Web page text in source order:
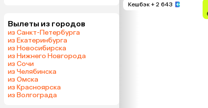
Вылеты из городов
из Санкт-Петербурга
из Екатеринбурга
из Новосибирска
из Нижнего Новгорода
из Сочи
из Челябинска
из Омска
из Красноярска
из Волгограда
Кешбэк + 2 643